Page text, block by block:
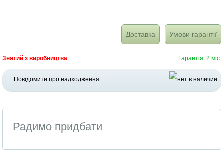
Доставка Умови гарантії
Знятий з виробництва Гарантія: 2 міс.
Повідомити про надходження
Радимо придбати